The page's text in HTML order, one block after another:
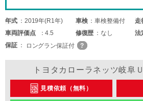
年式 2019年(R1年) 車検 車検整備付 走
車両評価点 4.5 修復歴 なし 法
保証
ロングラン保証付
トヨタカローラネッツ岐阜
見積依頼（無料）